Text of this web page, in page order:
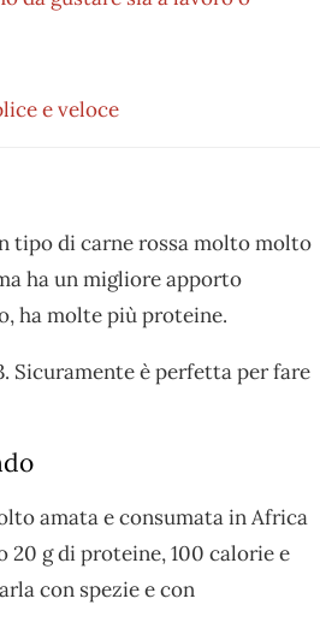
e veloce
tipo di carne rossa molto molto
ha un migliore apporto
ha molte più proteine.
Sicuramente è perfetta per fare
amata e consumata in Africa
20 g di proteine, 100 calorie e
con spezie e con